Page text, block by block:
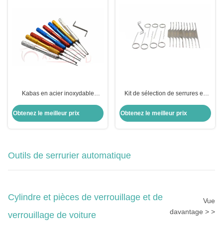
Kabas en acier inoxydable
outils de déverrouillage
Ensemble de touches Retirer les
Obtenez le meilleur prix
Kit de sélection de serrures en
Obtenez le meilleur prix
Outils de serrurier automatique
Cylindre et pièces de verrouillage et de
verrouillage de voiture
Vue
davantage > >